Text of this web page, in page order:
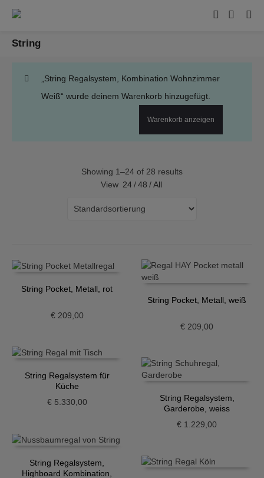
String
„String Regalsystem, Kombination Wohnzimmer
Weiß“ wurde deinem Warenkorb hinzugefügt.
Warenkorb anzeigen
Showing 1–24 of 28 results
View 24 / 48 / All
String Pocket, Metall, rot
€209,00
String Pocket, Metall, weiß
€ 209,00
String Regalsystem für
Küche
€5.330,00
String Regalsystem,
Garderobe, weiss
€ 1.229,00
String Regalsystem,
Highboard Kombination,